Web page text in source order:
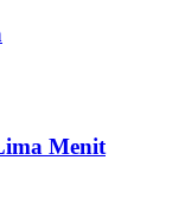
Menit